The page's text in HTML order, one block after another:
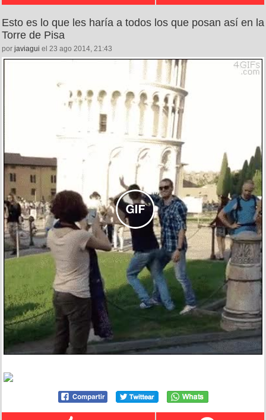
Esto es lo que les haría a todos los que posan así en la
Torre de Pisa
por javiagui el 23 ago 2014, 21:43